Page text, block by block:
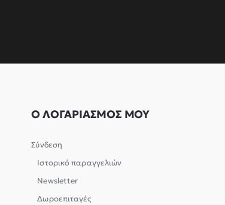
Ο ΛΟΓΑΡΙΑΣΜΟΣ ΜΟΥ
Σύνδεση
Ιστορικό παραγγελιών
Newsletter
Δωροεπιταγές